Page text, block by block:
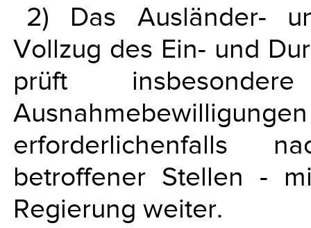
2) Das Ausländer-
Vollzug des Ein- und
prüft
erforderlichenfalls
betroffener Stellen -
Regierung weiter.